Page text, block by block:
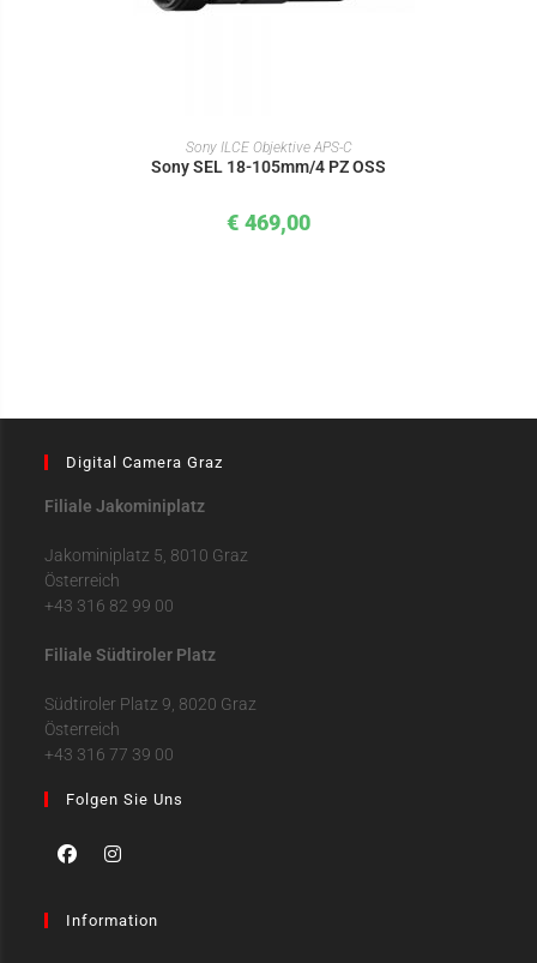
IN DEN WARENKORB
Sony ILCE Objektive APS-C
Sony SEL 18-105mm/4 PZ OSS
€ 469,00
Digital Camera Graz
Filiale Jakominiplatz
Jakominiplatz 5, 8010 Graz
Österreich
+43 316 82 99 00
Filiale Südtiroler Platz
Südtiroler Platz 9, 8020 Graz
Österreich
+43 316 77 39 00
Folgen Sie Uns
Information